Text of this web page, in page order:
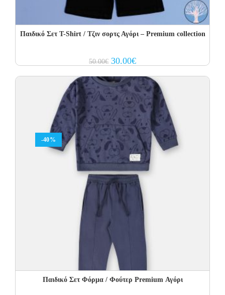
Παιδικό Σετ T-Shirt / Τζιν σορτς Αγόρι – Premium collection
50.00€ Original
price
50.00€.
30.00€Current
price
30.00€.
-40%
Παιδικό Σετ Φόρμα / Φούτερ Premium Αγόρι